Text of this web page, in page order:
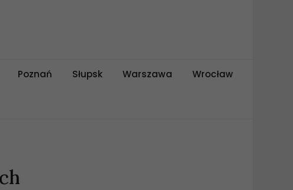
Poznań Słupsk Warszawa Wrocław